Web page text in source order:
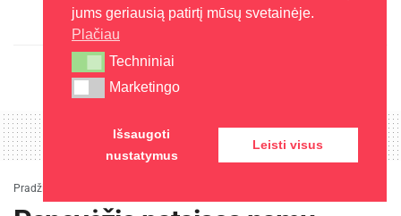
Pradžia
jums geriausią patirtį mūsų svetainėje.
Plačiau
Techniniai
Techniniai
Marketingo
Marketingo
Išsaugoti
nustatymus
Leisti visus